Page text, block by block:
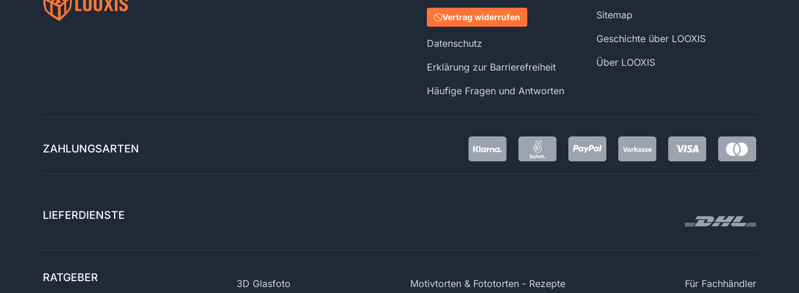
Vertrag widerrufen
Datenschutz
Erklärung zur Barrierefreiheit
Häufige Fragen und Antworten
Sitemap
Geschichte über LOOXIS
Über LOOXIS
ZAHLUNGSARTEN
LIEFERDIENSTE
RATGEBER 3D Glasfoto Motivtorten & Fototorten - Rezepte Für Fachhändler